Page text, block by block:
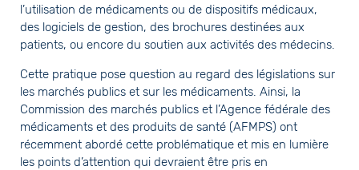
l’utilisation de médicaments ou de dispositifs médicaux,
des logiciels de gestion, des brochures destinées aux
patients, ou encore du soutien aux activités des médecins.
Cette pratique pose question au regard des législations sur
les marchés publics et sur les médicaments. Ainsi, la
Commission des marchés publics et l’Agence fédérale des
médicaments et des produits de santé (AFMPS) ont
récemment abordé cette problématique et mis en lumière
les points d’attention qui devraient être pris en